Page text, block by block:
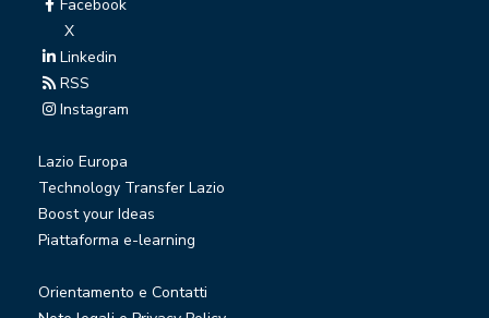
Facebook
X
Linkedin
RSS
Instagram
Lazio Europa
Technology Transfer Lazio
Boost your Ideas
Piattaforma e-learning
Orientamento e Contatti